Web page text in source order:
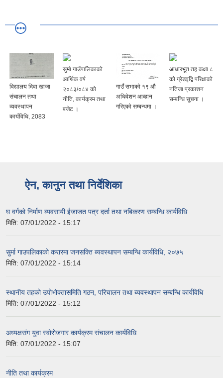
विद्यालय दिवा खाजा
संचालन तथा
व्यवस्थापन
कार्यविधि, 2083
सुर्मा गाउँपालिकाको
आर्थिक वर्ष
२०८३/०८४ को
नीति, कार्यक्रम तथा
बजेट ।
गाउँ सभाको १९ ‍औ
अधिवेशन आव्हान
गरिएको सम्बन्धमा ।
आधारभूत तह कक्षा ८
को ग्रेडवृद्बि परिक्षाको
नतिजा प्रकाशन
सम्बन्धि सूचना ।
ऐन, कानुन तथा निर्देशिका
घ वर्गको निर्माण ब्यवसायी ईजाजत पत्र दर्ता तथा नबिकरण सम्बन्धि कार्यविधि
मिति: 07/01/2022 - 15:17
सुर्मा गाउपलिकाको करारमा जनसक्ति ब्यवस्थापन सम्बन्धि कार्यविधि, २०७५
मिति: 07/01/2022 - 15:14
स्थानीय तहको उपोभोक्तासमिति गठन, परिचालन तथा ब्यवस्थापन सम्बन्धि कार्यविधि
मिति: 07/01/2022 - 15:12
अध्यक्षसंग युवा स्वोरोजगार कार्यक्रम संचालन कार्यविधि
मिति: 07/01/2022 - 15:07
नीति तथा कार्यक्रम